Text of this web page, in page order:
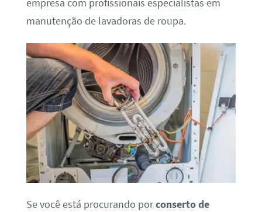
empresa com profissionais especialistas em
manutenção de lavadoras de roupa.
Se você está procurando porconserto de